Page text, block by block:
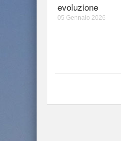
evoluzione
05 Gennaio 2026